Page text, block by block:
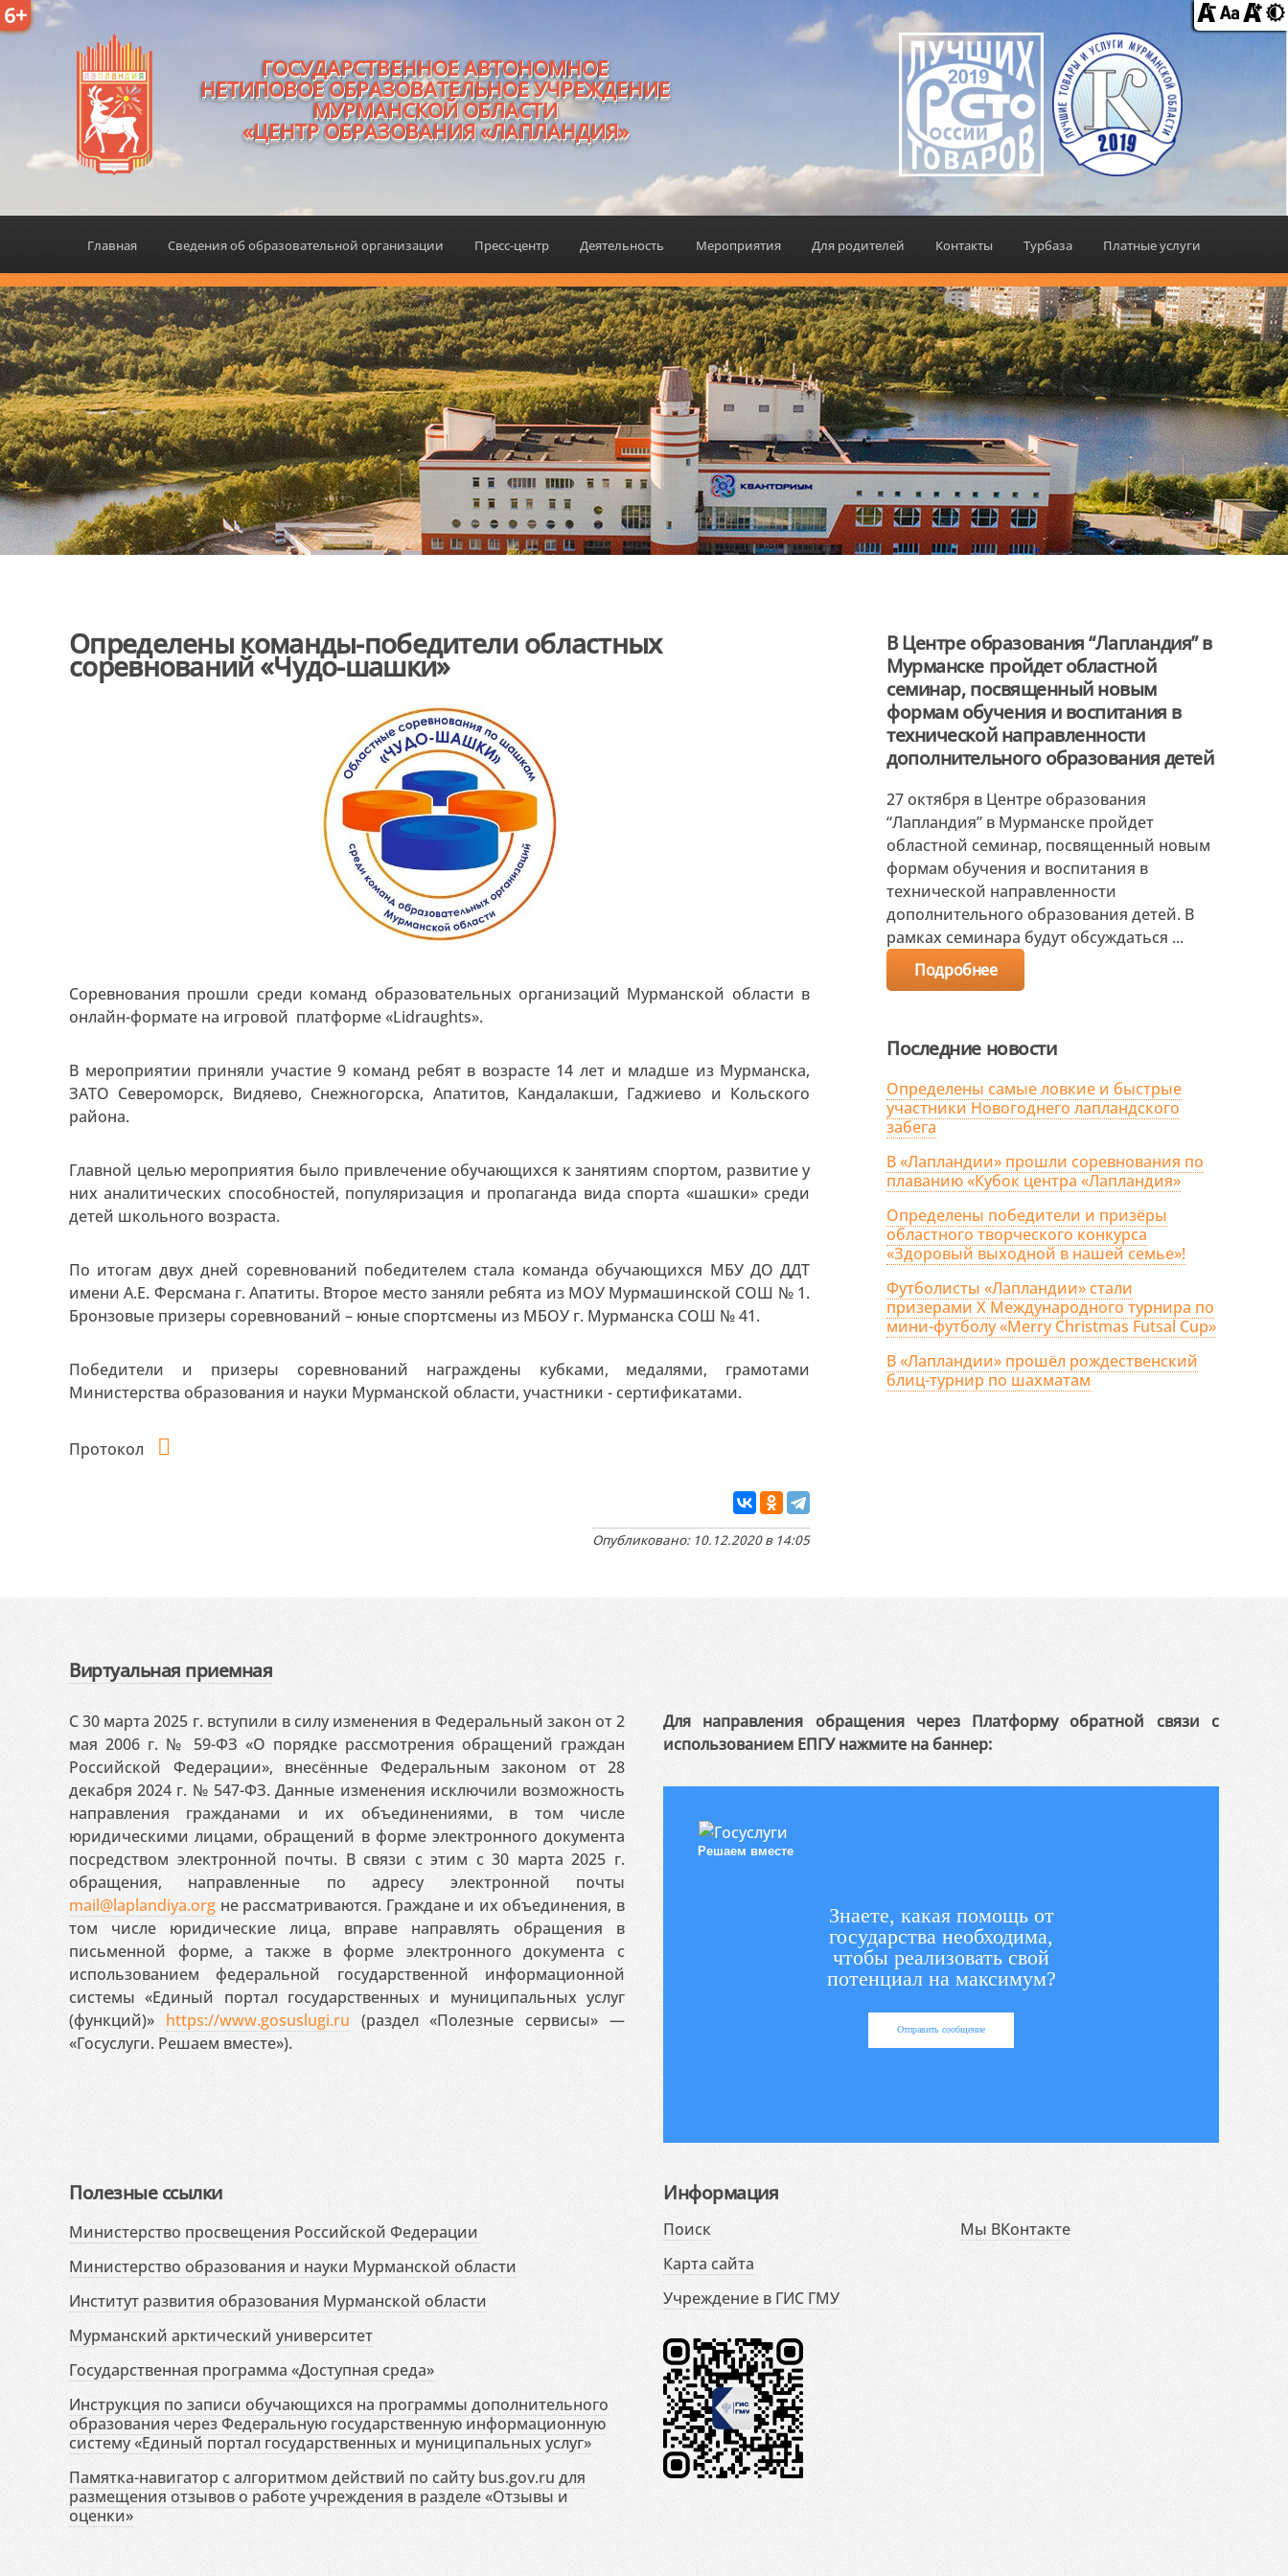
6+
ГОСУДАРСТВЕННОЕ АВТОНОМНОЕ
НЕТИПОВОЕ ОБРАЗОВАТЕЛЬНОЕ УЧРЕЖДЕНИЕ
МУРМАНСКОЙ ОБЛАСТИ
«ЦЕНТР ОБРАЗОВАНИЯ «ЛАПЛАНДИЯ»
Главная Сведения об образовательной организации Пресс-центр Деятельность Мероприятия Для родителей Контакты Турбаза Платные услуги
Определены команды-победители областных
соревнований «Чудо-шашки»
Соревнования прошли среди команд образовательных организаций Мурманской области в
онлайн-формате на игровой платформе «Lidraughts».
В мероприятии приняли участие 9 команд ребят в возрасте 14 лет и младше из Мурманска,
ЗАТО Североморск, Видяево, Снежногорска, Апатитов, Кандалакши, Гаджиево и Кольского
района.
Главной целью мероприятия было привлечение обучающихся к занятиям спортом, развитие у
них аналитических способностей, популяризация и пропаганда вида спорта «шашки» среди
детей школьного возраста.
По итогам двух дней соревнований победителем стала команда обучающихся МБУ ДО ДДТ
имени А.Е. Ферсмана г. Апатиты. Второе место заняли ребята из МОУ Мурмашинской СОШ № 1.
Бронзовые призеры соревнований – юные спортсмены из МБОУ г. Мурманска СОШ № 41.
Победители и призеры соревнований награждены кубками, медалями, грамотами
Министерства образования и науки Мурманской области, участники - сертификатами.
Протокол
Опубликовано: 10.12.2020 в 14:05
В Центре образования “Лапландия” в
Мурманске пройдет областной
семинар, посвященный новым
формам обучения и воспитания в
технической направленности
дополнительного образования детей
27 октября в Центре образования
“Лапландия” в Мурманске пройдет
областной семинар, посвященный новым
формам обучения и воспитания в
технической направленности
дополнительного образования детей. В
рамках семинара будут обсуждаться ...
Подробнее
Последние новости
Определены самые ловкие и быстрые
участники Новогоднего лапландского
забега
В «Лапландии» прошли соревнования по
плаванию «Кубок центра «Лапландия»
Определены победители и призёры
областного творческого конкурса
«Здоровый выходной в нашей семье»!
Футболисты «Лапландии» стали
призерами X Международного турнира по
мини-футболу «Merry Christmas Futsal Cup»
В «Лапландии» прошёл рождественский
блиц-турнир по шахматам
Виртуальная приемная
С 30 марта 2025 г. вступили в силу изменения в Федеральный закон от 2
мая 2006 г. № 59-ФЗ «О порядке рассмотрения обращений граждан
Российской Федерации», внесённые Федеральным законом от 28
декабря 2024 г. № 547-ФЗ. Данные изменения исключили возможность
направления гражданами и их объединениями, в том числе
юридическими лицами, обращений в форме электронного документа
посредством электронной почты. В связи с этим с 30 марта 2025 г.
обращения, направленные по адресу электронной почты
mail@laplandiya.org не рассматриваются. Граждане и их объединения, в
том числе юридические лица, вправе направлять обращения в
письменной форме, а также в форме электронного документа с
использованием федеральной государственной информационной
системы «Единый портал государственных и муниципальных услуг
(функций)» https://www.gosuslugi.ru (раздел «Полезные сервисы» —
«Госуслуги. Решаем вместе»).
Для направления обращения через Платформу обратной связи с
использованием ЕПГУ нажмите на баннер:
Решаем вместе
Знаете, какая помощь от
государства необходима,
чтобы реализовать свой
потенциал на максимум?
Отправить сообщение
Полезные ссылки
Министерство просвещения Российской Федерации
Министерство образования и науки Мурманской области
Институт развития образования Мурманской области
Мурманский арктический университет
Государственная программа «Доступная среда»
Инструкция по записи обучающихся на программы дополнительного
образования через Федеральную государственную информационную
систему «Единый портал государственных и муниципальных услуг»
Памятка-навигатор с алгоритмом действий по сайту bus.gov.ru для
размещения отзывов о работе учреждения в разделе «Отзывы и
оценки»
Информация
Поиск
Карта сайта
Учреждение в ГИС ГМУ
Мы ВКонтакте